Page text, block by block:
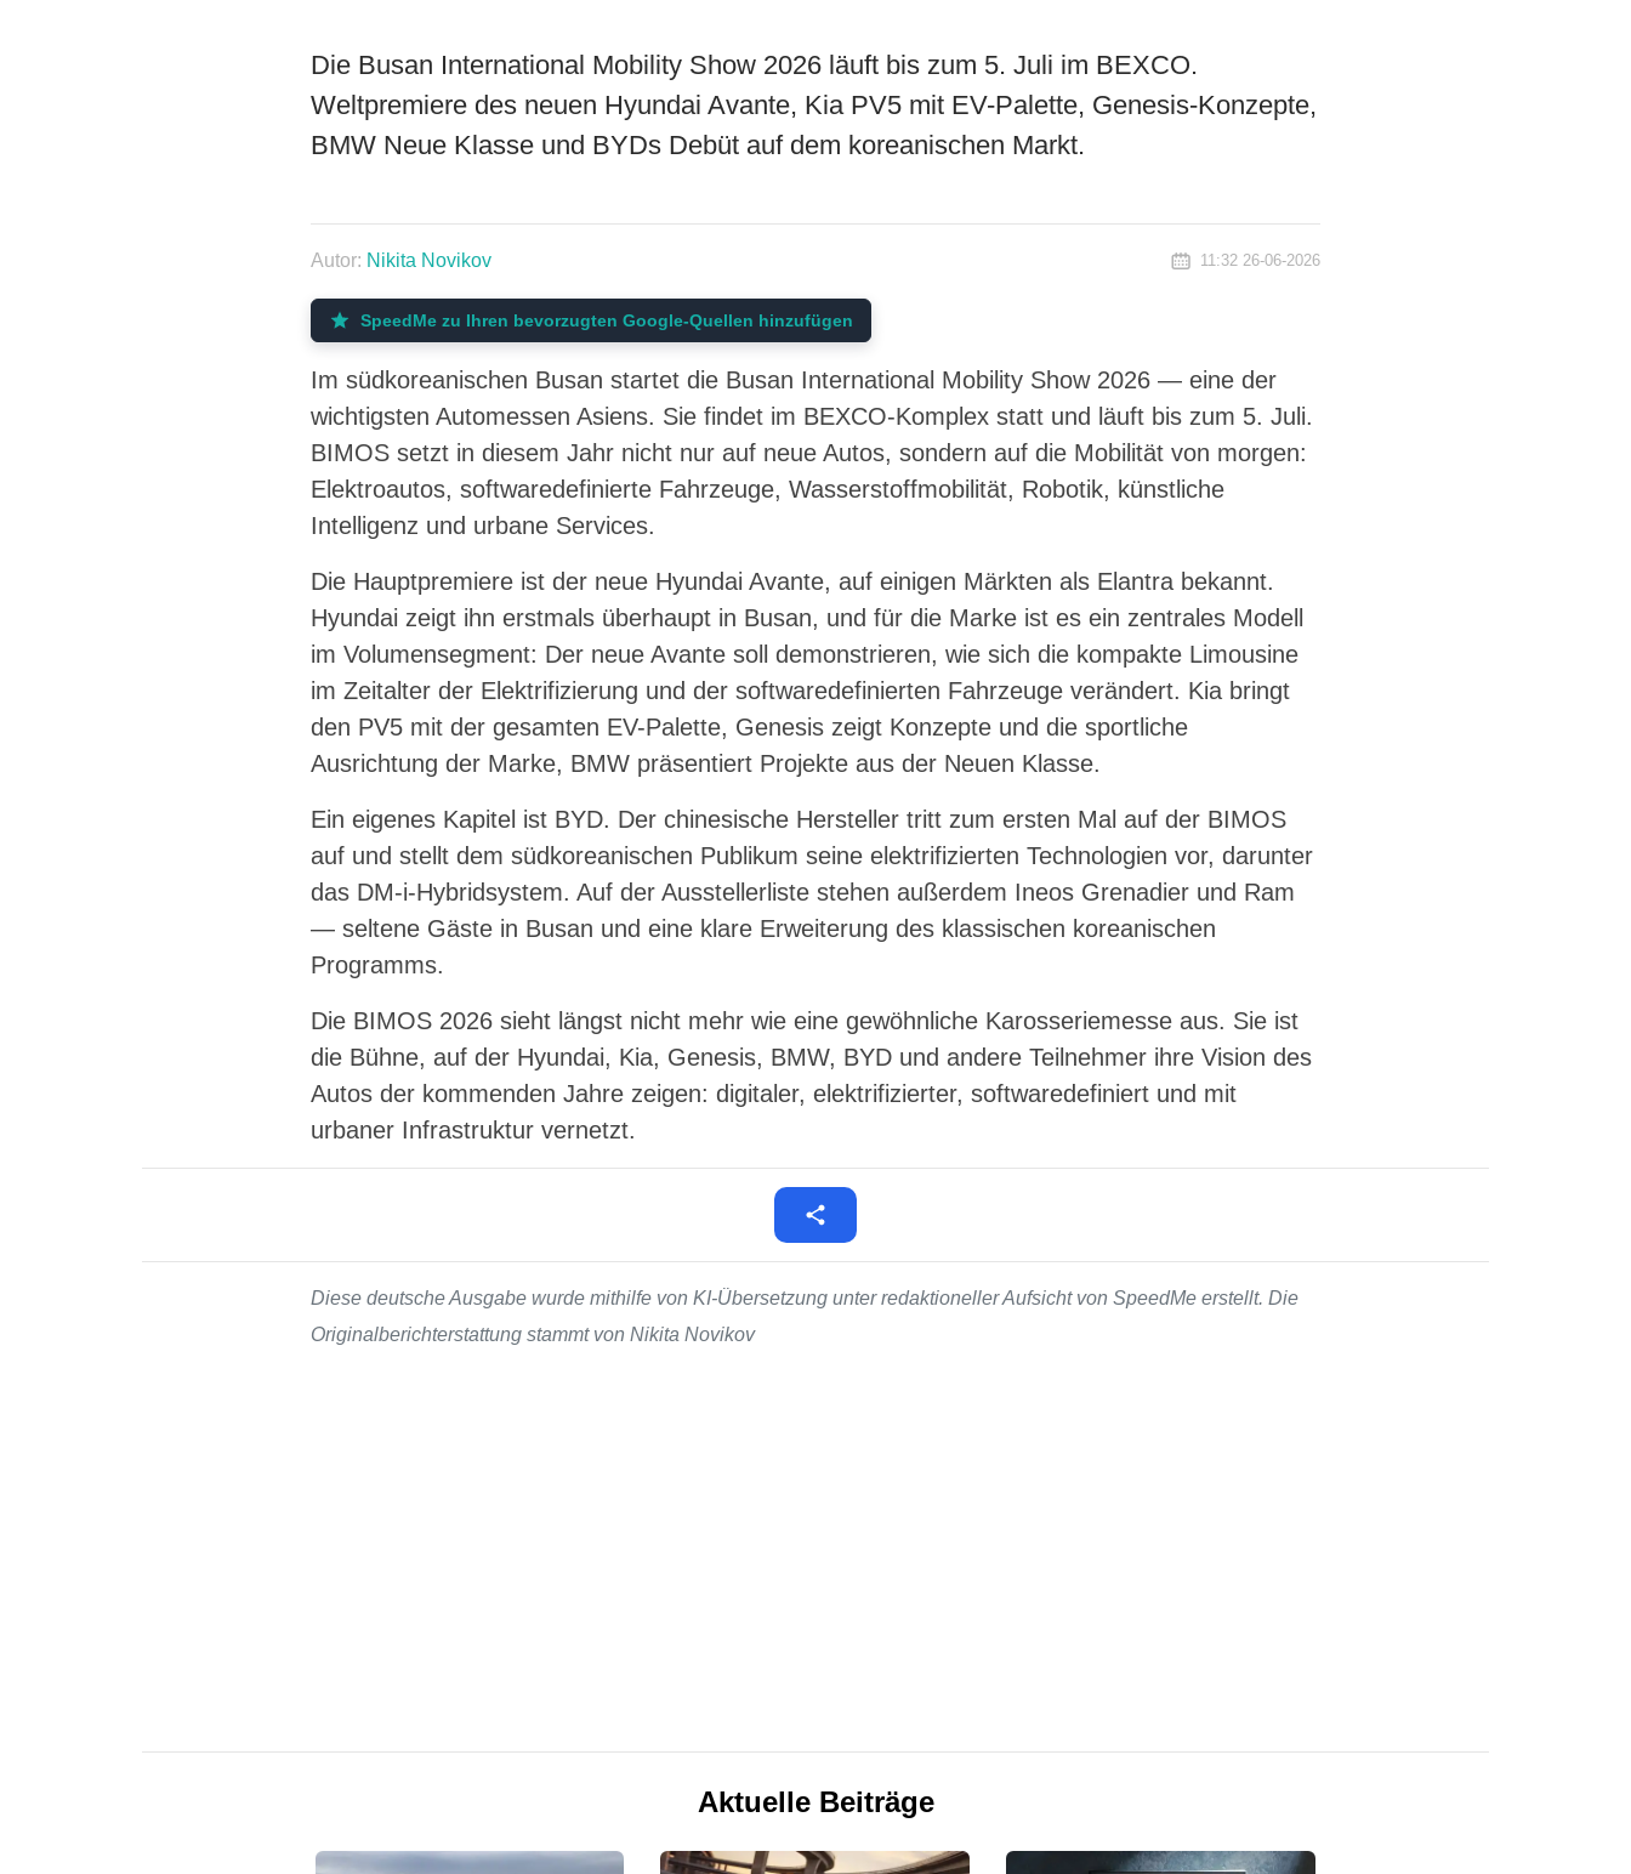
Die Busan International Mobility Show 2026 läuft bis zum 5. Juli im BEXCO.
Weltpremiere des neuen Hyundai Avante, Kia PV5 mit EV-Palette, Genesis-Konzepte,
BMW Neue Klasse und BYDs Debüt auf dem koreanischen Markt.
Autor: Nikita Novikov 11:32 26-06-2026
SpeedMe zu Ihren bevorzugten Google-Quellen hinzufügen
Im südkoreanischen Busan startet die Busan International Mobility Show 2026 — eine der
wichtigsten Automessen Asiens. Sie findet im BEXCO-Komplex statt und läuft bis zum 5. Juli.
BIMOS setzt in diesem Jahr nicht nur auf neue Autos, sondern auf die Mobilität von morgen:
Elektroautos, softwaredefinierte Fahrzeuge, Wasserstoffmobilität, Robotik, künstliche
Intelligenz und urbane Services.
Die Hauptpremiere ist der neue Hyundai Avante, auf einigen Märkten als Elantra bekannt.
Hyundai zeigt ihn erstmals überhaupt in Busan, und für die Marke ist es ein zentrales Modell
im Volumensegment: Der neue Avante soll demonstrieren, wie sich die kompakte Limousine
im Zeitalter der Elektrifizierung und der softwaredefinierten Fahrzeuge verändert. Kia bringt
den PV5 mit der gesamten EV-Palette, Genesis zeigt Konzepte und die sportliche
Ausrichtung der Marke, BMW präsentiert Projekte aus der Neuen Klasse.
Ein eigenes Kapitel ist BYD. Der chinesische Hersteller tritt zum ersten Mal auf der BIMOS
auf und stellt dem südkoreanischen Publikum seine elektrifizierten Technologien vor, darunter
das DM-i-Hybridsystem. Auf der Ausstellerliste stehen außerdem Ineos Grenadier und Ram
— seltene Gäste in Busan und eine klare Erweiterung des klassischen koreanischen
Programms.
Die BIMOS 2026 sieht längst nicht mehr wie eine gewöhnliche Karosseriemesse aus. Sie ist
die Bühne, auf der Hyundai, Kia, Genesis, BMW, BYD und andere Teilnehmer ihre Vision des
Autos der kommenden Jahre zeigen: digitaler, elektrifizierter, softwaredefiniert und mit
urbaner Infrastruktur vernetzt.
Diese deutsche Ausgabe wurde mithilfe von KI-Übersetzung unter redaktioneller Aufsicht von SpeedMe erstellt. Die
Originalberichterstattung stammt von Nikita Novikov
Aktuelle Beiträge